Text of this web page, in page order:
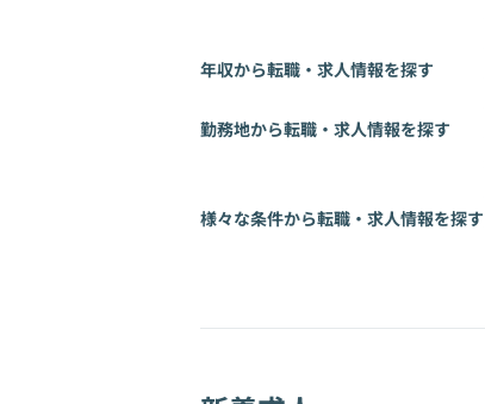
年収から転職・求人情報を探す
勤務地から転職・求人情報を探す
様々な条件から転職・求人情報を探す